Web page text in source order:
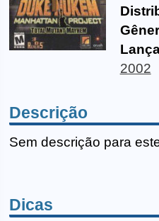
2002
Descrição
Sem descrição para
Dicas